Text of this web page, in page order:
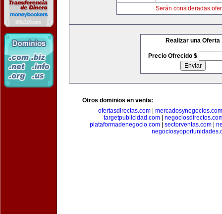
Serán consideradas
Realizar una Oferta
Precio Ofrecido $
Otros dominios en venta:
ofertasdirectas.com
mercadosynegocios.com
targetpublicidad.com
plataformadenegocio.com| sectorventas.com|